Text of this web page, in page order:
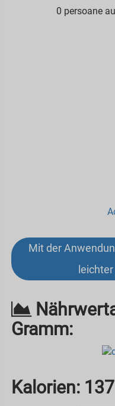
0 persoane
Mit der
Gramm:
Kalorien: 137